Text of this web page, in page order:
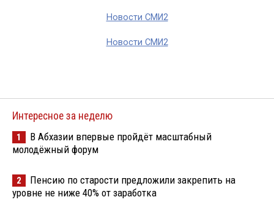
Новости СМИ2
Новости СМИ2
Интересное за неделю
1
В Абхазии впервые пройдёт масштабный
молодёжный форум
2
Пенсию по старости предложили закрепить на
уровне не ниже 40% от заработка